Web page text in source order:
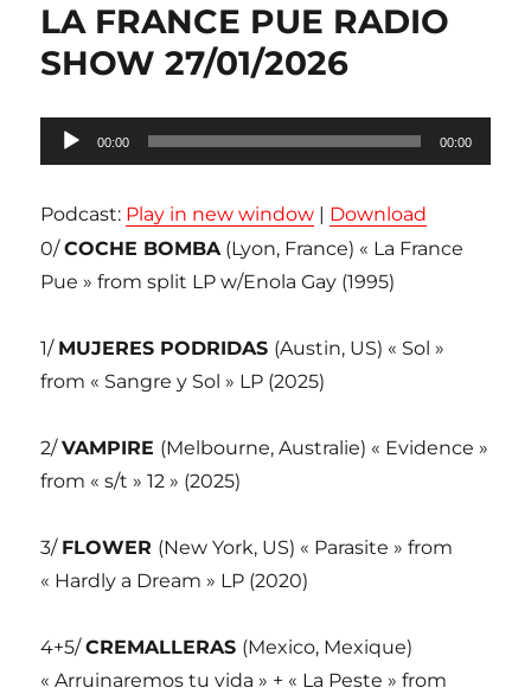
LA FRANCE PUE RADIO
SHOW 27/01/2026
Lecteur
audio
00:00 00:00
Podcast: Play in new window | Download
0/COCHE BOMBA(Lyon, France) « La France
Pue » from split LP w/Enola Gay (1995)
1/ MUJERES PODRIDAS (Austin, US) « Sol »
from « Sangre y Sol » LP (2025)
2/VAMPIRE (Melbourne, Australie) « Evidence »
from « s/t » 12 » (2025)
3/ FLOWER (New York, US) « Parasite » from
« Hardly a Dream » LP (2020)
4+5/CREMALLERAS (Mexico, Mexique)
« Arruinaremos tu vida » + « La Peste » from